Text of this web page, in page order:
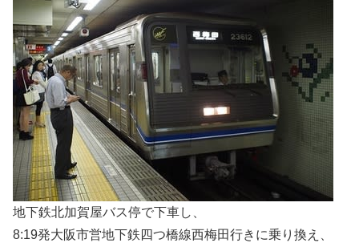
地下鉄北加賀屋バス停で下車し、
8:19発大阪市営地下鉄四つ橋線西梅田行きに乗り換え、